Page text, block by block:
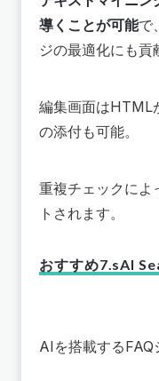
導くことが可能で
ジの最適化にも貢
編集画面はHTML
の添付も可能。
重複チェックによ
トされます。
おすすめ7.sAI
AIを搭載するFAQ